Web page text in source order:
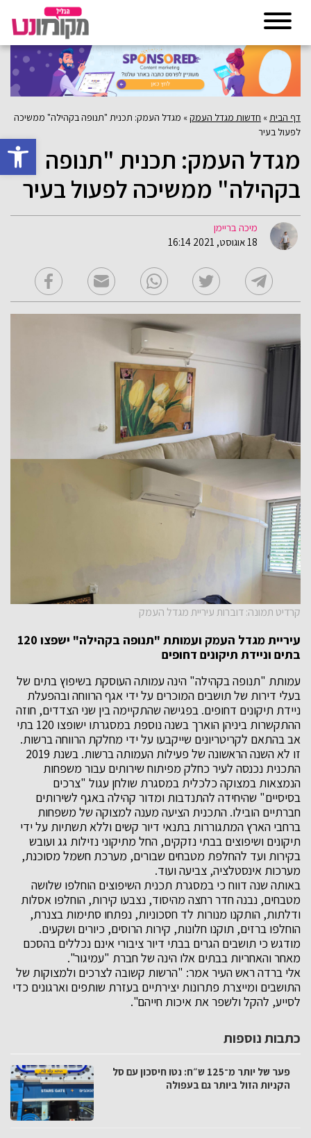
פתח
דף הבית » חדשות מגדל העמק» מגדל העמק: תכנית "תנופה בקהילה" ממשיכה
לפעול בעיר
מגדל העמק: תכנית "תנופה
בקהילה" ממשיכה לפעול בעיר
מיכה בריימן
18 אוגוסט, 2021 16:14
קרדיט תמונה: דוברות עיריית מגדל העמק
עיריית מגדל העמק ועמותת "תנופה בקהילה" ישפצו 120
בתים וניידת תיקונים דחופים
עמותת "תנופה בקהילה" הינה עמותה העוסקת בשיפוץ בתים של
בעלי דירות של תושבים המוכרים על ידי אגף הרווחה ובהפעלת
ניידת תיקונים דחופים. בפגישה שהתקיימה בין שני הצדדים, חוזה
ההתקשרות ביניהן הוארך בשנה נוספת במסגרתו ישופצו 120 בתי
אב בהתאם לקריטריונים שייקבעו על ידי מחלקת הרווחה ברשות.
זו לא השנה הראשונה של פעילות העמותה ברשות. בשנת 2019
התכנית נכנסה לעיר כחלק מפיתוח שירותים עבור משפחות
הנמצאות במצוקה כלכלית במסגרת שולחן עגול "צרכים
בסיסיים" שהיחידה להתנדבות ומדור קהילה באגף לשירותים
חברתיים הובילו. התכנית הציעה מענה למצוקה של משפחות
ברחבי הארץ המתגוררות בתנאי דיור קשים וללא תשתיות על ידי
תיקונים ושיפוצים בבתי נזקקים, החל מתיקוני נזילות גג ועובש
בקירות ועד להחלפת מטבחים שבורים, מערכת חשמל מסוכנת,
מערכות אינסטלציה, צביעה ועוד.
באותה שנה דווח כי במסגרת תכנית השיפוצים הוחלפו שלושה
מטבחים, נבנה חדר רחצה מהיסוד, נצבעו קירות, הוחלפו אסלות
ודלתות, הותקנו מנורות לד חסכוניות, נפתחו סתימות בצנרת,
הוחלפו ברזים, תוקנו חלונות, קירות הרוסים, כיורים ושקעים.
מודגש כי תושבים הגרים בבתי דיור ציבורי אינם נכללים בהסכם
מאחר והאחריות בבתים אלו הינה של חברת "עמיגור".
אלי ברדה ראש העיר אמר: "הרשות קשובה לצרכים ולמצוקות של
התושבים ומייצרת פתרונות יצירתיים בעזרת שותפים וארגונים כדי
לסייע, להקל ולשפר את איכות חייהם".
כתבות נוספות
פער של יותר מ־125 ש״ח: נטו חיסכון עם סל
הקניות הזול ביותר גם בעפולה